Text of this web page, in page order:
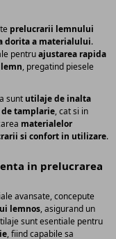
prelucrarii lemnului
dorita a materialului.
pentruajustarea rapida
, pregatind piesele
sunt utilaje de inalta
tamplarie, cat si in
materialelor
si confort in utilizare.
in prelucrarea
avansate, concepute
lemnos, asigurand un
sunt esentiale pentru
, fiind capabile sa